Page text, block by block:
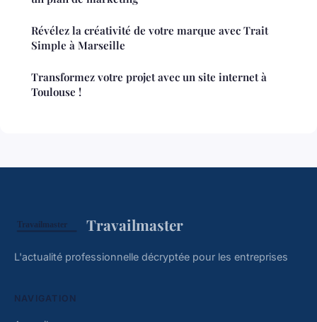
Révélez la créativité de votre marque avec Trait
Simple à Marseille
Transformez votre projet avec un site internet à
Toulouse !
Travailmaster
L'actualité professionnelle décryptée pour les entreprises
NAVIGATION